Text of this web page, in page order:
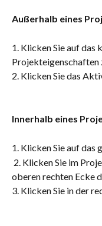
Außerhalb eines
1. Klicken Sie auf das
Projekteigenschaften
2. Klicken Sie das
Innerhalb eines
1. Klicken Sie auf das
oberen rechten Ecke
3. Klicken Sie in der